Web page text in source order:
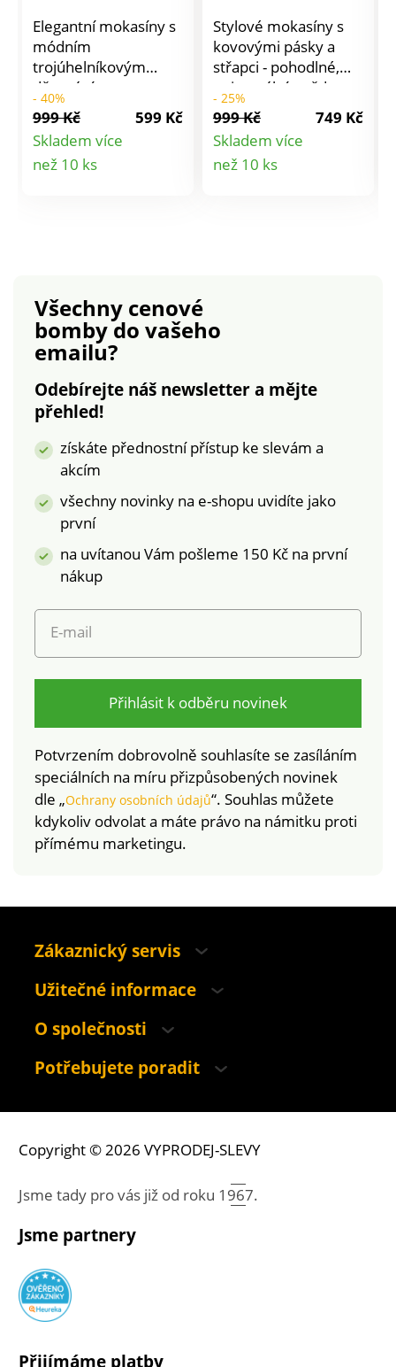
Elegantní mokasíny s
módním
trojúhelníkovým
děrováním
představuje pohodlí a
lehkost. Měkká kůže
a pohodlný střih
umožňují chodidlu
- 40%
999 Kč
599 Kč
Skladem více
než 10 ks
Stylové mokasíny s
kovovými pásky a
střapci - pohodlné,
univerzální a vždy
módní. Rukavičkově
měkká kůže s
polstrovanou patou a
vyměnitelnou stélkou
Protiskluzová
Vhodné pro vlastní
- 25%
999 Kč
749 Kč
Skladem více
než 10 ks
Všechny cenové
bombydo vašeho
emailu?
Odebírejte náš newsletter a mějte
přehled!
získáte přednostní přístup ke slevám a
akcím
všechny novinky na e-shopu uvidíte jako
první
na uvítanou Vám pošleme 150 Kč na první
nákup
E-mail
Přihlásit k odběru novinek
Potvrzením dobrovolně souhlasíte se zasíláním
speciálních na míru přizpůsobených novinek
dle „Ochrany osobních údajů“. Souhlas můžete
kdykoliv odvolat a máte právo na námitku proti
přímému marketingu.
Zákaznický servis
Užitečné informace
O společnosti
Potřebujete poradit
Copyright © 2026 VYPRODEJ-SLEVY
Jsme tady pro vás již od roku 1967.
Jsme partnery
Přijímáme platby